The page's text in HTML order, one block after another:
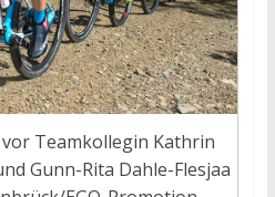
Teamkollegin Kathrin
Gunn-Rita Dahle-Flesjaa